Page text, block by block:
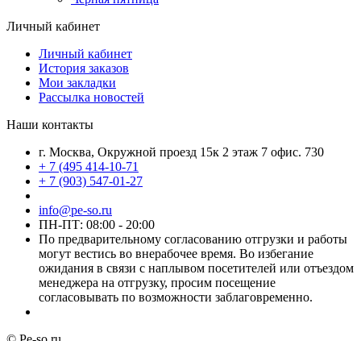
Личный кабинет
Личный кабинет
История заказов
Мои закладки
Рассылка новостей
Наши контакты
г. Москва, Окружной проезд 15к 2 этаж 7 офис. 730
+ 7 (495 414-10-71
+ 7 (903) 547-01-27
info@pe-so.ru
ПН-ПТ: 08:00 - 20:00
По предварительному согласованию отгрузки и работы
могут вестись во внерабочее время. Во избегание
ожидания в связи с наплывом посетителей или отъездом
менеджера на отгрузку, просим посещение
согласовывать по возможности заблаговременно.